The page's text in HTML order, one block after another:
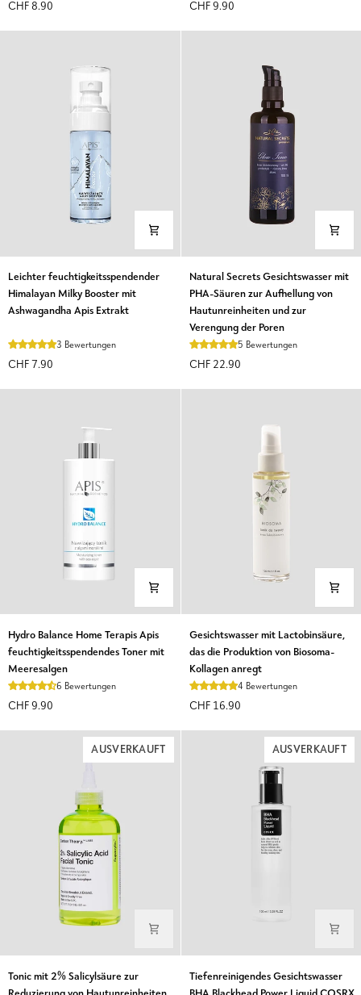
Wasser
und
CHF 8.90
Home
Terapis
CHF 9.90
Leichter
feuchtigkeitsspendender
Himalayan
Booster
Ashwagandha
Apis
Leichter feuchtigkeitsspendender
Himalayan Milky Booster mit
Ashwagandha Apis Extrakt
3 Bewertungen
CHF 7.90
Natural
Secrets
Gesichtswasser
mit
PHA-
zur
Aufhellung
Natural Secrets Gesichtswasser mit
PHA-Säuren zur Aufhellung von
Hautunreinheiten und zur
Verengung der Poren
5 Bewertungen
CHF 22.90
Hydro
Balance
Home
Terapis
feuchtigkeitsspendendes
Toner
Hydro Balance Home Terapis Apis
feuchtigkeitsspendendes Toner mit
Meeresalgen
6 Bewertungen
CHF 9.90
Gesichtswasser
mit
Lactobinsäure,
das
Produktion
von
Gesichtswasser mit Lactobinsäure,
das die Produktion von Biosoma-
Kollagen anregt
4 Bewertungen
CHF 16.90
AUSVERKAUFT
Tonic
mit
Tonic mit 2% Salicylsäure zur
AUSVERKAUFT
Tiefenreinigendes
Gesichtswasser
Tiefenreinigendes Gesichtswasser